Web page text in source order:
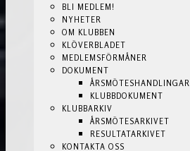
BLI MEDLEM!
NYHETER
OM KLUBBEN
KLÖVERBLADET
MEDLEMSFÖRMÅNER
DOKUMENT
ÅRSMÖTESHANDLINGAR
KLUBBDOKUMENT
KLUBBARKIV
ÅRSMÖTESARKIVET
RESULTATARKIVET
KONTAKTA OSS